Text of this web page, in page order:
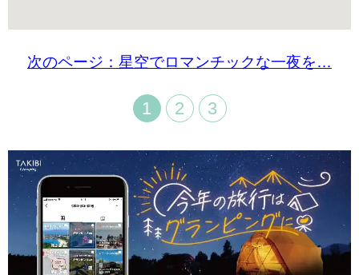
次のページ：星空でロマンチックな一夜を…
1 2 3